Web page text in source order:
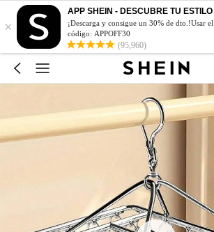
×
APP SHEIN - DESCUBRE TU ESTILO
¡Descarga y consigue un 30% de dto.!Usar el
código: APPOFF30
(95,960)